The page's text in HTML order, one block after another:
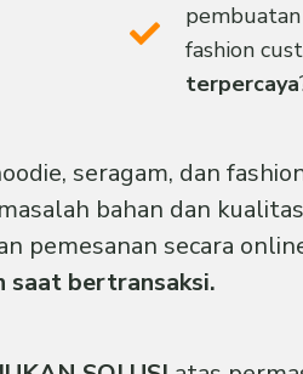
pembuatan
fashion
terpercaya
seragam, dan
bahan dan
pemesanan secara
saat bertransaksi.